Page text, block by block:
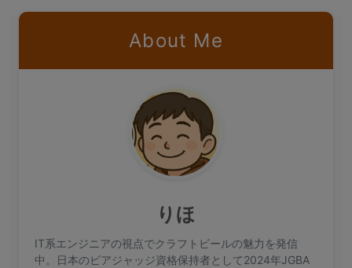
About Me
りほ
IT系エンジニアの視点でクラフトビールの魅力を発信
中。日本のビアジャッジ資格保持者として2024年JGBA